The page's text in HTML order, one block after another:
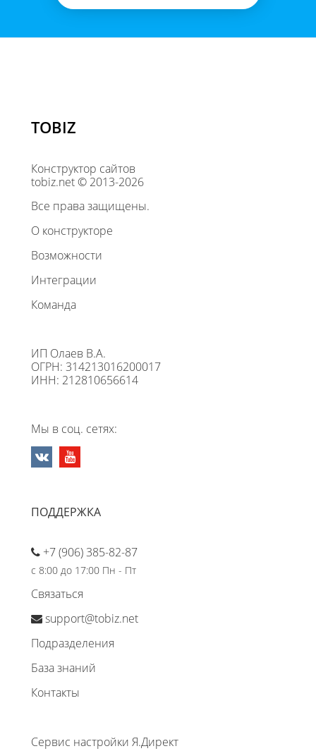
TOBIZ
Конструктор сайтов
tobiz.net © 2013-2026
Все права защищены.
О конструкторе
Возможности
Интеграции
Команда
ИП Олаев В.А.
ОГРН: 314213016200017
ИНН: 212810656614
Мы в соц. сетях:
ПОДДЕРЖКА
+7 (906) 385-82-87
с 8:00 до 17:00 Пн - Пт
Связаться
support@tobiz.net
Подразделения
База знаний
Контакты
Сервис настройки Я.Директ